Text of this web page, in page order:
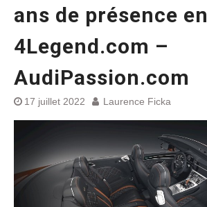
ans de présence
4Legend.com –
AudiPassion.com
17 juillet 2022 Laurence Ficka